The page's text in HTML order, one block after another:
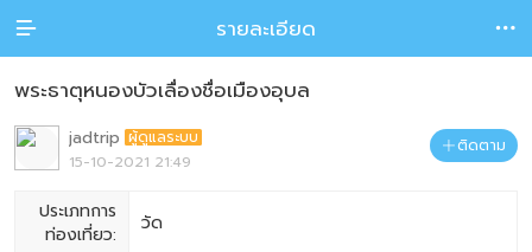
 รายละเอียด 
พระธาตุหนองบัวเลื่องชื่อเมืองอุบล
ติดตาม
jadtrip ผู้ดูแลระบบ
15-10-2021 21:49
ประเภทการ
ท่องเที่ยว:
วัด